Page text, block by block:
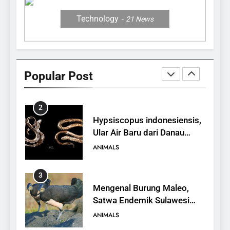
Technology 21 News
Popular Post
ANIMALS
1
Antelope, Si Antelop
2
Hypsiscopus indonesiensis,
Ular Air Baru dari Danau
Towuti
ANIMALS
3
Mengenal Burung Maleo,
Satwa Endemik Sulawesi
yang Terancam Punah
ANIMALS